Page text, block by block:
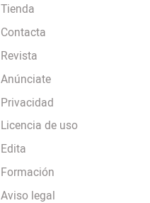
Tienda
Contacta
Revista
Anúnciate
Privacidad
Licencia de uso
Edita
Formación
Aviso legal